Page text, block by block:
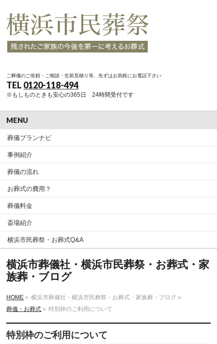
ご葬儀のご依頼・ご相談・生前見積り等、先ずはお気軽にお電話下さい
TEL 0120-118-494
※もしものときも安心の365日 24時間受付です
MENU
葬儀プランナビ
事例紹介
葬儀の流れ
お葬式の費用？
葬儀料金
斎場紹介
横浜市民葬祭・お葬式Q&A
横浜市葬儀社・横浜市民葬祭・お葬式・家
族葬・ブログ
HOME » 横浜市葬儀社・横浜市民葬祭・お葬式・家族葬・ブログ »
葬儀・お葬式 » 特別枠のご利用について
特別枠のご利用について